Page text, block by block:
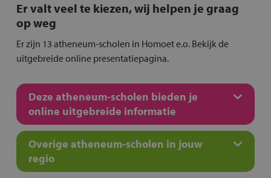
Er valt veel te kiezen, wij helpen je graag
op weg
Er zijn 13 atheneum-scholen in Homoet e.o. Bekijk de
uitgebreide online presentatiepagina.
Deze atheneum-scholen bieden je
online uitgebreide informatie
Overige atheneum-scholen in jouw
regio